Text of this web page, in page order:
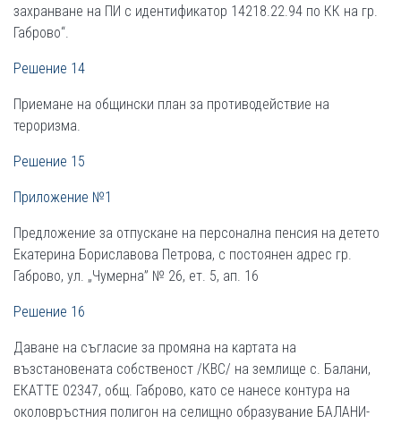
захранване на ПИ с идентификатор 14218.22.94 по КК на гр.
Габрово“.
Решение 14
Приемане на общински план за противодействие на
тероризма.
Решение 15
Приложение №1
Предложение за отпускане на персонална пенсия на детето
Екатерина Бориславова Петрова, с постоянен адрес гр.
Габрово, ул. „Чумерна” № 26, ет. 5, ап. 16
Решение 16
Даване на съгласие за промяна на картата на
възстановената собственост /КВС/ на землище с. Балани,
ЕКАТТЕ 02347, общ. Габрово, като се нанесе контура на
околовръстния полигон на селищно образувание БАЛАНИ-